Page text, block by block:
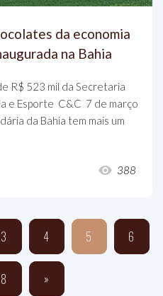
da economia
na Bahia
R$ 523 mil da Secretaria
e Esporte C&C 7 de março
da Bahia tem mais um
388
3 4 5 6
8 »